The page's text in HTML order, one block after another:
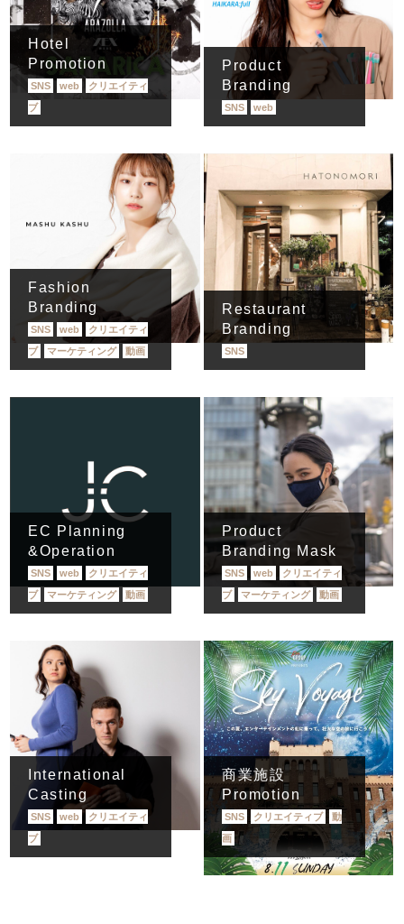
Hotel
Promotion
SNS web
クリエイティ
ブ
Product
Branding
SNS web
Fashion
Branding
SNS web
クリエイティ
ブ
マーケティング 動画
Restaurant
Branding
SNS
EC Planning
&Operation
SNS web
クリエイティ
ブ
マーケティング 動画
Product
Branding Mask
SNS web
クリエイティ
ブ
マーケティング 動画
International
Casting
SNS web
クリエイティ
ブ
商業施設
Promotion
SNS クリエイティブ
動
画